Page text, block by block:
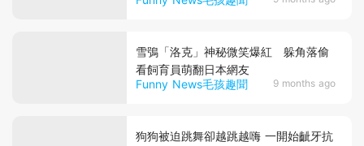
了～
Funny News毛孩趣聞 9 months ago
雪鴞「洛克」神秘微笑爆紅 躲角落偷
看飼育員萌翻日本網友
狗狗被迫跳舞卻越跳越嗨 一開始齜牙抗